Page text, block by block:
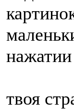
твоя